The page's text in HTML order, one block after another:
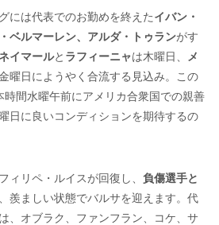
には代表でのお勤めを終えたイバン・
ベルマーレン、アルダ・トゥランがす
イマールと ラフィーニャは木曜日、
メ
曜日にようやく合流する見込み。この
間水曜午前にアメリカ合衆国での親善
日に良いコンディションを期待するの
ィリペ・ルイスが回復し、 負傷選手と
、羨ましい状態でバルサを迎えます。代
、オブラク、ファンフラン、コケ、サ